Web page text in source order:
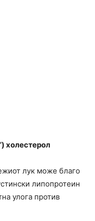
холестерол
лук може благо
липопротеин
улога против